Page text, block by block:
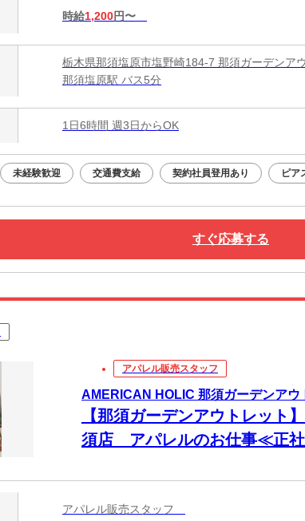
時給1,200円〜
栃木県那須塩原市塩野崎184-7 那須ガーデンア
那須塩原駅 バス5分
1日6時間 週3日からOK
未経験歓迎 交通費支給 契約社員登用あり ピア
すぐ応募する
アパレル販売スタッフ
AMERICAN HOLIC 那須ガーデンアウ
【那須ガーデンアウトレット
須店 アパレルのお仕事≪正
アパレル販売スタッフ